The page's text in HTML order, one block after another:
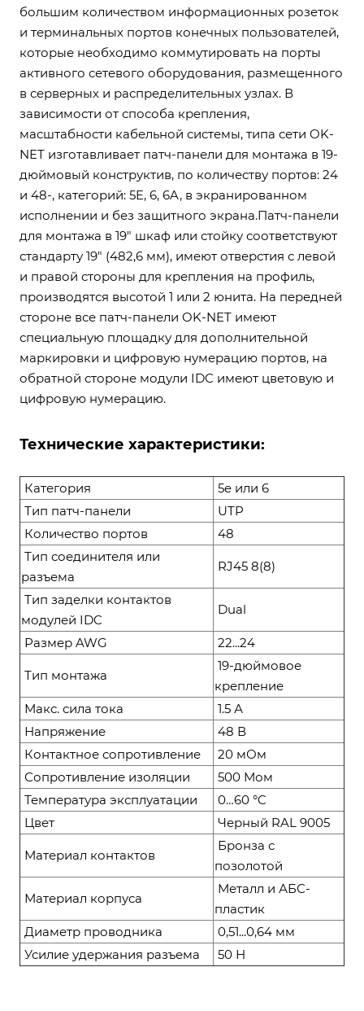
большим количеством информационных розеток
и терминальных портов конечных пользователей,
которые необходимо коммутировать на порты
активного сетевого оборудования, размещенного
в серверных и распределительных узлах. В
зависимости от способа крепления,
масштабности кабельной системы, типа сети OK-
NET изготавливает патч-панели для монтажа в 19-
дюймовый конструктив, по количеству портов: 24
и 48-, категорий: 5E, 6, 6A, в экранированном
исполнении и без защитного экрана.Патч-панели
для монтажа в 19" шкаф или стойку соответствуют
стандарту 19" (482,6 мм), имеют отверстия с левой
и правой стороны для крепления на профиль,
производятся высотой 1 или 2 юнита. На передней
стороне все патч-панели OK-NET имеют
специальную площадку для дополнительной
маркировки и цифровую нумерацию портов, на
обратной стороне модули IDC имеют цветовую и
цифровую нумерацию.
Технические характеристики:
Категория
5e или 6
Тип патч-панели
UTP
Количество портов
48
Тип соединителя или
разъема
RJ45 8(8)
Тип заделки контактов
модулей IDC
Dual
Размер AWG 22...24
Тип монтажа
19-дюймовое
крепление
Макс. сила тока
1.5 А
Напряжение
48 В
Контактное сопротивление
20 мОм
Сопротивление изоляции
500 Мом
Температура эксплуатации
0…60 °C
Цвет
Черный RAL 9005
Материал контактов
Бронза с
позолотой
Материал корпуса
Металл и АБС-
пластик
Диаметр проводника
0,51...0,64 мм
Усилие удержания разъема
50 Н